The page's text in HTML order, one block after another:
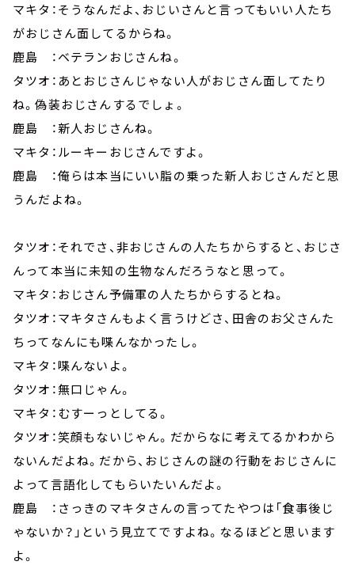
マキタ：そうなんだよ、おじいさんと言ってもいい人たち
がおじさん面してるからね。
鹿島 ：ベテランおじさんね。
タツオ：あとおじさんじゃない人がおじさん面してたり
ね。偽装おじさんするでしょ。
鹿島 ：新人おじさんね。
マキタ：ルーキーおじさんですよ。
鹿島 ：俺らは本当にいい脂の乗った新人おじさんだと思
うんだよね。
タツオ：それでさ、非おじさんの人たちからすると、おじさ
んって本当に未知の生物なんだろうなと思って。
マキタ：おじさん予備軍の人たちからするとね。
タツオ：マキタさんもよく言うけどさ、田舎のお父さんた
ちってなんにも喋んなかったし。
マキタ：喋んないよ。
タツオ：無口じゃん。
マキタ：むすーっとしてる。
タツオ：笑顔もないじゃん。だからなに考えてるかわから
ないんだよね。だから、おじさんの謎の行動をおじさんに
よって言語化してもらいたいんだよ。
鹿島 ：さっきのマキタさんの言ってたやつは「食事後じ
ゃないか？」という見立てですよね。なるほどと思います
よ。